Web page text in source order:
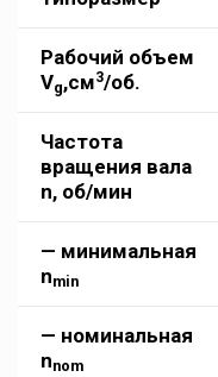
Рабочий объем
Vg,см3/об.
Частота
вращения вала
n, об/мин
— минимальная
nmin
— номинальная
nnom